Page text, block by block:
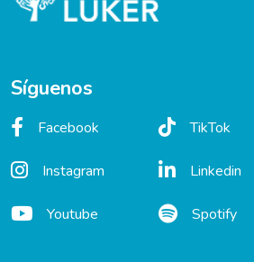
Síguenos
Facebook
Instagram
Youtube
TikTok
Linkedin
Spotify